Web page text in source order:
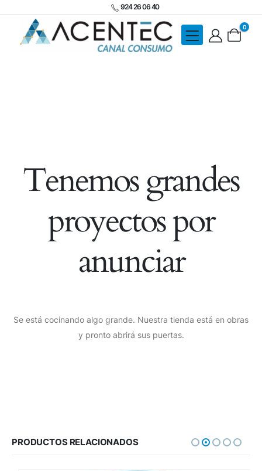
924 26 06 40
0
Tenemos grandes
proyectos por
anunciar
Se está cocinando algo grande. Nuestra tienda está en obras
y pronto abrirá sus puertas.
PRODUCTOS RELACIONADOS